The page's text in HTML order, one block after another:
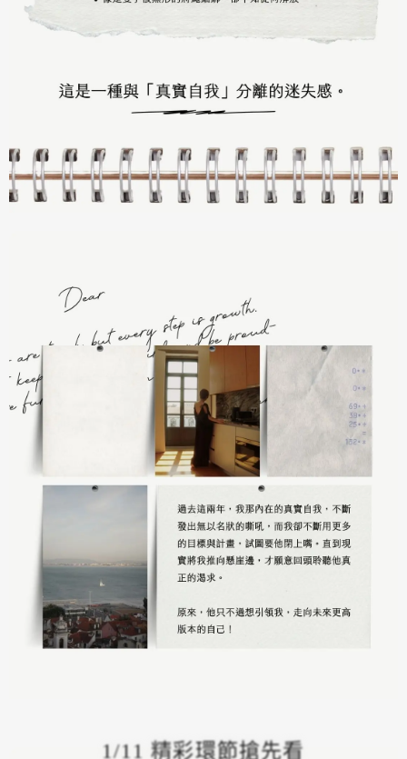
1/11 精彩環節搶先看